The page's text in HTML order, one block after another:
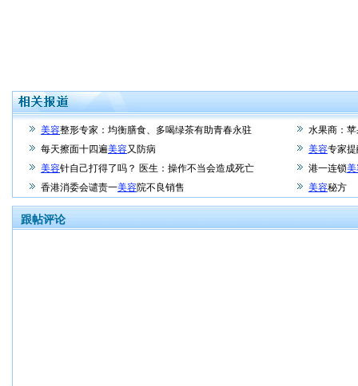
美容整形专家：均衡膳食、多喝绿茶有助青春永驻
水果商：
每天擦面十四遍美容又防病 美容专家
美容针自己打得了吗？ 医生：操作不当会造成死亡 港一连锁
香港消委会谴责一美容院不良销售 美容秘方
跟帖评论